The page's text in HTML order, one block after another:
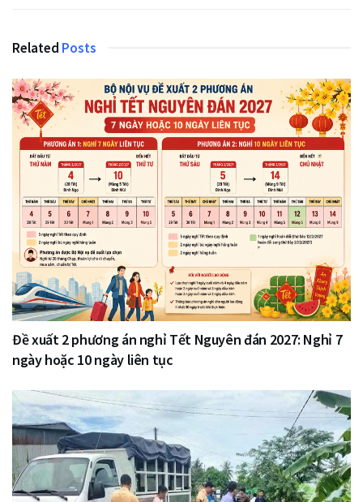
Related Posts
Đề xuất 2 phương án nghỉ Tết Nguyên đán 2027: Nghỉ 7
ngày hoặc 10 ngày liên tục